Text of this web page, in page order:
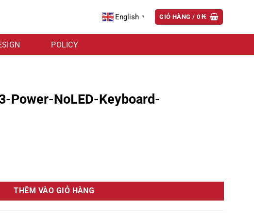
English ▼ GIỎ HÀNG / 0₭
POLICY
Power-NoLED-Keyboard-
NOTEBOOK số lượng
THÊM VÀO GIỎ HÀNG